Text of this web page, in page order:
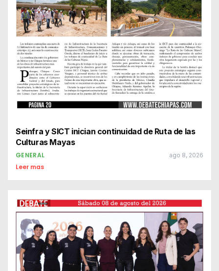
Seinfra y SICT inician continuidad de Ruta de las
Culturas Mayas
GENERAL ago 8, 2026
Leer mas